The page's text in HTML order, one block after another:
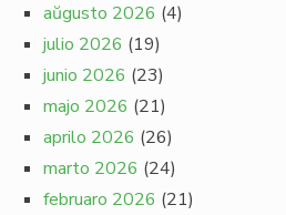
aŭgusto 2026 (4)
julio 2026 (19)
junio 2026 (23)
majo 2026 (21)
aprilo 2026 (26)
marto 2026 (24)
februaro 2026 (21)